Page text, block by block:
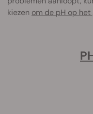
kiezen om de pH op